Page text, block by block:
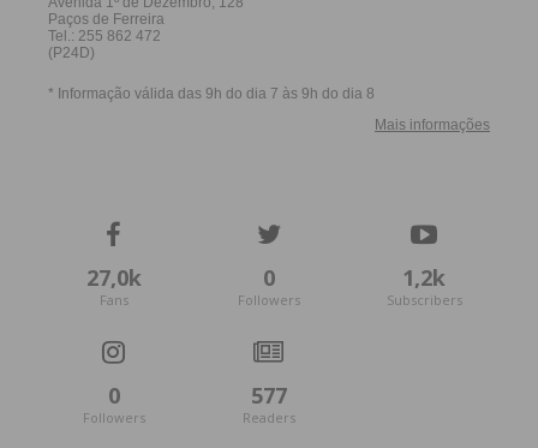
27,0k
Fans
0
Followers
1,2k
Subscribers
0
Followers
577
Readers